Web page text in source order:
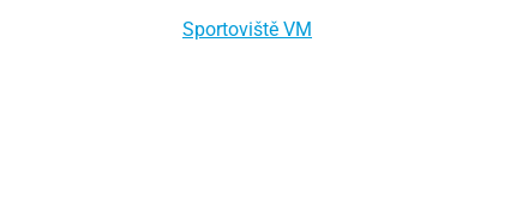
Sportoviště VM